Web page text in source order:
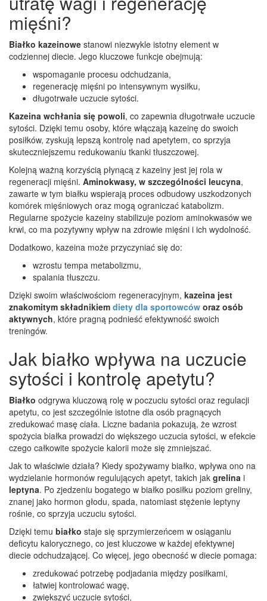
mięśni?
Białko kazeinowe stanowi niezwykle istotny element w
codziennej diecie. Jego kluczowe funkcje obejmują:
wspomaganie procesu odchudzania,
regenerację mięśni po intensywnym wysiłku,
długotrwałe uczucie sytości.
Kazeina wchłania się powoli, co zapewnia długotrwałe uczucie
sytości. Dzięki temu osoby, które włączają kazeinę do swoich
posiłków, zyskują lepszą kontrolę nad apetytem, co sprzyja
skuteczniejszemu redukowaniu tkanki tłuszczowej.
Kolejną ważną korzyścią płynącą z kazeiny jest jej rola w
regeneracji mięśni. Aminokwasy, w szczególności leucyna,
zawarte w tym białku wspierają proces odbudowy uszkodzonych
komórek mięśniowych oraz mogą ograniczać katabolizm.
Regularne spożycie kazeiny stabilizuje poziom aminokwasów we
krwi, co ma pozytywny wpływ na zdrowie mięśni i ich wydolność.
Dodatkowo, kazeina może przyczyniać się do:
wzrostu tempa metabolizmu,
spalania tłuszczu.
Dzięki swoim właściwościom regeneracyjnym, kazeina jest
znakomitym składnikiem diety dla sportowców oraz osób
aktywnych, które pragną podnieść efektywność swoich
treningów.
Jak białko wpływa na uczucie
sytości i kontrolę apetytu?
Białko odgrywa kluczową rolę w poczuciu sytości oraz regulacji
apetytu, co jest szczególnie istotne dla osób pragnących
zredukować masę ciała. Liczne badania pokazują, że wzrost
spożycia białka prowadzi do większego uczucia sytości, w efekcie
czego całkowite spożycie kalorii może się zmniejszać.
Jak to właściwie działa? Kiedy spożywamy białko, wpływa ono na
wydzielanie hormonów regulujących apetyt, takich jak grelina i
leptyna. Po zjedzeniu bogatego w białko posiłku poziom greliny,
znanej jako hormon głodu, spada, natomiast stężenie leptyny
rośnie, co sprzyja uczuciu sytości.
Dzięki temu białko staje się sprzymierzeńcem w osiąganiu
deficytu kalorycznego, co jest kluczowe w każdej efektywnej
diecie odchudzającej. Co więcej, jego obecność w diecie pomaga:
zredukować potrzebę podjadania między posiłkami,
łatwiej kontrolować wagę,
zwiększyć uczucie sytości,